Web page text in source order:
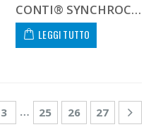
CONTI® SYNCHROCHAIN CARBON CTD 14M 1610 37 C
LEGGI TUTTO
3 … 25 26 27